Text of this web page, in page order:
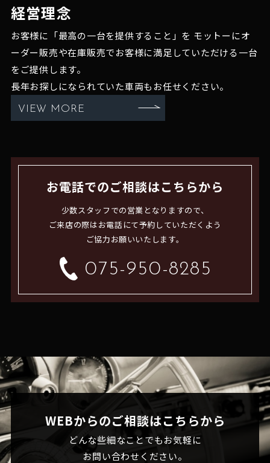
経営理念
お客様に「最高の一台を提供すること」を モットーにオ
ーダー販売や在庫販売でお客様に満足していただける一台
をご提供します。
長年お探しになられていた車両もお任せください。
VIEW MORE
お電話でのご相談はこちらから
少数スタッフでの営業となりますので、
ご来店の際はお電話にて予約していただくよう
ご協力お願いいたします。
075-950-8285
WEBからのご相談はこちらから
どんな些細なことでもお気軽に
お問い合わせください。